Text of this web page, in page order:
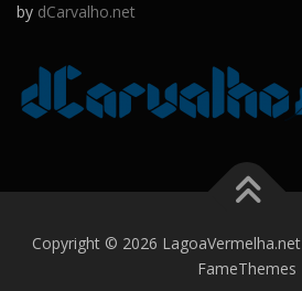
by dCarvalho.net
Copyright © 2026 LagoaVermelha.net
FameThemes